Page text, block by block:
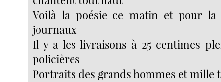
Voilà la poésie ce matin et pour
journaux
Il y a les livraisons à 25 centimes
policières
Portraits des grands hommes et mille